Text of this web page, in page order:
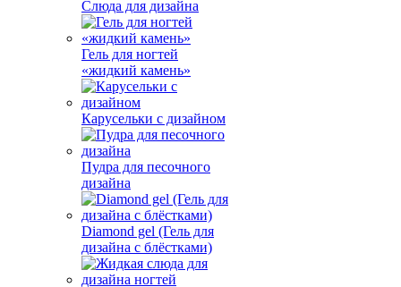
Слюда для дизайна
Гель для ногтей
«жидкий камень»
Карусельки с дизайном
Пудра для песочного
дизайна
Diamond gel (Гель для
дизайна с блёстками)